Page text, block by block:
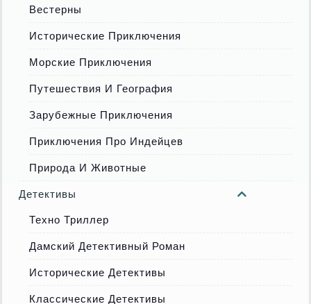
Вестерны
Исторические Приключения
Морские Приключения
Путешествия И География
Зарубежные Приключения
Приключения Про Индейцев
Природа И Животные
Детективы
Техно Триллер
Дамский Детективный Роман
Исторические Детективы
Классические Детективы